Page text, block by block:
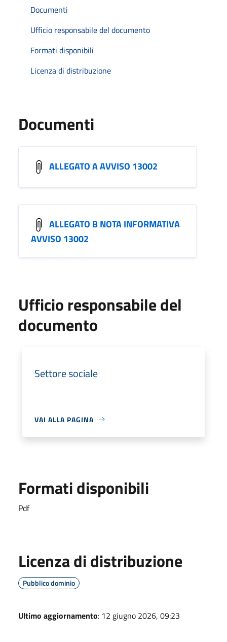
Documenti
Ufficio responsabile del documento
Formati disponibili
Licenza di distribuzione
Documenti
ALLEGATO A AVVISO 13002
ALLEGATO B NOTA INFORMATIVA
AVVISO 13002
Ufficio responsabile del
documento
Settore sociale
VAI ALLA PAGINA
Formati disponibili
Pdf
Licenza di distribuzione
Pubblico dominio
Ultimo aggiornamento: 12 giugno 2026, 09:23